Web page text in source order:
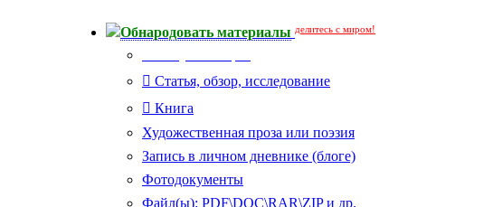
Обнародовать материалы делитесь с миром!
Статья, обзор, исследование
Книга
Художественная проза или поэзия
Запись в личном дневнике (блоге)
Фотодокументы
Файл(ы): PDF\DOC\RAR\ZIP и др.